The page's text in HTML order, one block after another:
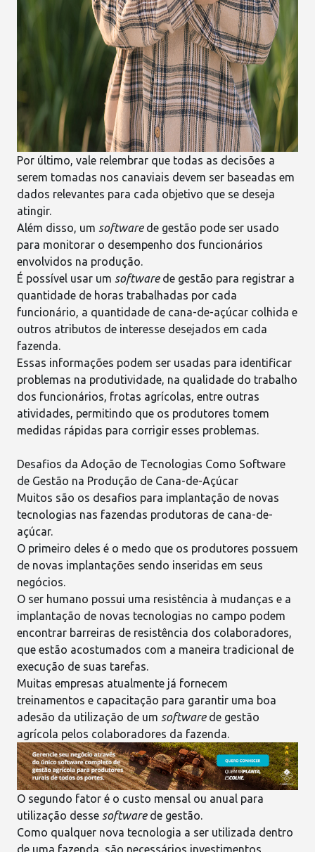
Por último, vale relembrar que todas as decisões a
serem tomadas nos canaviais devem ser baseadas em
dados relevantes para cada objetivo que se deseja
atingir.
Além disso, um softwarede gestão pode ser usado
para monitorar o desempenho dos funcionários
envolvidos na produção.
É possível usar um softwarede gestão para registrar a
quantidade de horas trabalhadas por cada
funcionário, a quantidade de cana-de-açúcar colhida e
outros atributos de interesse desejados em cada
fazenda.
Essas informações podem ser usadas para identificar
problemas na produtividade, na qualidade do trabalho
dos funcionários, frotas agrícolas, entre outras
atividades, permitindo que os produtores tomem
medidas rápidas para corrigir esses problemas.
Desafios da Adoção de Tecnologias Como Software
de Gestão na Produção de Cana-de-Açúcar
Muitos são os desafios para implantação de novas
tecnologias nas fazendas produtoras de cana-de-
açúcar.
O primeiro deles é o medo que os produtores possuem
de novas implantações sendo inseridas em seus
negócios.
O ser humano possui uma resistência à mudanças e a
implantação de novas tecnologias no campo podem
encontrar barreiras de resistência dos colaboradores,
que estão acostumados com a maneira tradicional de
execução de suas tarefas.
Muitas empresas atualmente já fornecem
treinamentos e capacitação para garantir uma boa
adesão da utilização de um softwarede gestão
agrícola pelos colaboradores da fazenda.
O segundo fator é o custo mensal ou anual para
utilização desse softwarede gestão.
Como qualquer nova tecnologia a ser utilizada dentro
de uma fazenda, são necessários investimentos